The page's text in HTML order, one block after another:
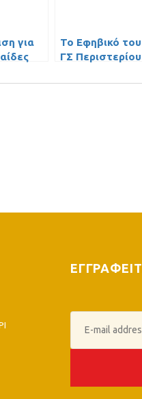
για
Το Εφηβικό του
ΓΣ Περιστερίου
και από τα